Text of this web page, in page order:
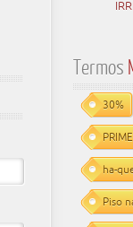
Termos
30%
ha-
Piso